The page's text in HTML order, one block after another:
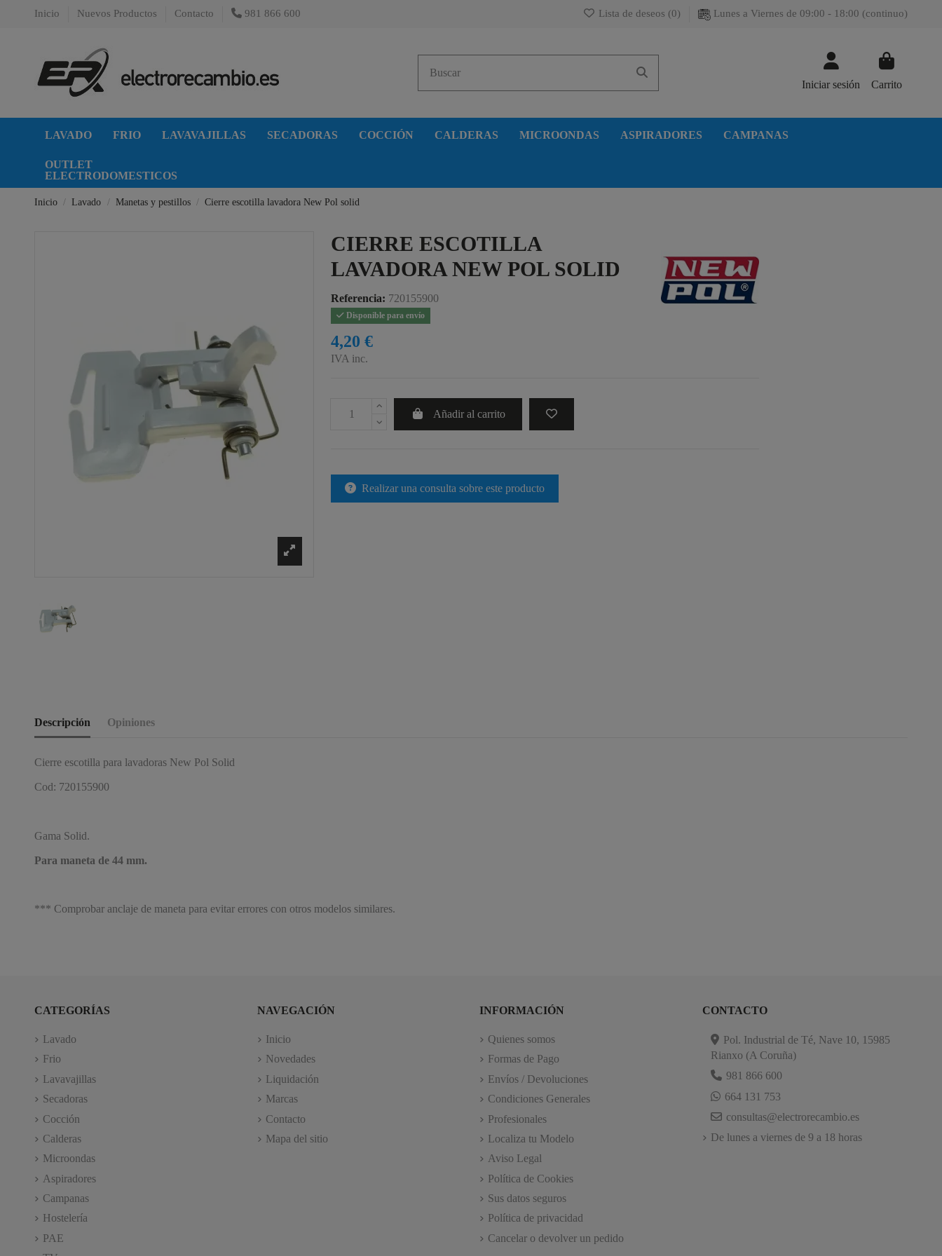
Inicio Nuevos Productos Contacto 981 866 600 Lista de deseos (0) Lunes a Viernes de 09:00 - 18:00 (continuo)
Iniciar sesión Carrito
LAVADO FRIO LAVAVAJILLAS SECADORAS COCCIÓN CALDERAS MICROONDAS ASPIRADORES CAMPANAS
OUTLET
ELECTRODOMESTICOS
Inicio Lavado Manetas y pestillos Cierre escotilla lavadora New Pol solid
CIERRE ESCOTILLA
LAVADORA NEW POL SOLID
Referencia: 720155900
Disponible para envío
4,20 €
IVA inc.
Añadir al carrito
Realizar una consulta sobre este producto
Descripción Opiniones
Cierre escotilla para lavadoras New Pol Solid
Cod: 720155900
Gama Solid.
Para maneta de 44 mm.
*** Comprobar anclaje de maneta para evitar errores con otros modelos similares.
CATEGORÍAS
Lavado
Frio
Lavavajillas
Secadoras
Cocción
Calderas
Microondas
Aspiradores
Campanas
Hostelería
PAE
NAVEGACIÓN
Inicio
Novedades
Liquidación
Marcas
Contacto
Mapa del sitio
INFORMACIÓN
Quienes somos
Formas de Pago
Envíos / Devoluciones
Condiciones Generales
Profesionales
Localiza tu Modelo
Aviso Legal
Política de Cookies
Sus datos seguros
Política de privacidad
Cancelar o devolver un pedido
CONTACTO
Pol. Industrial de Té, Nave 10, 15985
Rianxo (A Coruña)
981 866 600
664 131 753
consultas@electrorecambio.es
De lunes a viernes de 9 a 18 horas